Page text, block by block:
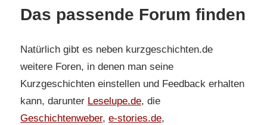
Das passende Forum finden
Natürlich gibt es neben kurzgeschichten.de
weitere Foren, in denen man seine
Kurzgeschichten einstellen und Feedback erhalten
kann, darunter Leselupe.de, die
Geschichtenweber, e-stories.de,